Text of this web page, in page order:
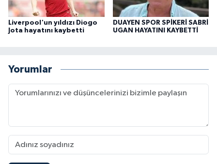
Liverpool'un yıldızı Diogo
Jota hayatını kaybetti
DUAYEN SPOR SPİKERİ SABRİ
UGAN HAYATINI KAYBETTİ
Yorumlar